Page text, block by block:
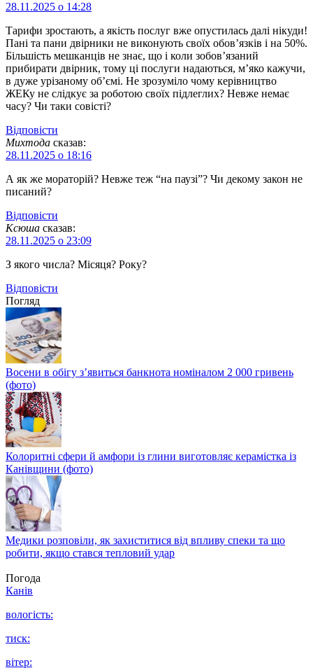
28.11.2025 о 14:28
Тарифи зростають, а якість послуг вже опустилась далі нікуди!
Пані та пани двірники не виконують своїх обов’язків і на 50%.
Більшість мешканців не знає, що і коли зобов’язаний
прибирати двірник, тому ці послуги надаються, м’яко кажучи,
в дуже урізаному об’ємі. Не зрозуміло чому керівництво
ЖЕКу не слідкує за роботою своїх підлеглих? Невже немає
часу? Чи таки совісті?
Відповіcти
Михтода сказав:
28.11.2025 о 18:16
А як же мораторій? Невже теж “на паузі”? Чи декому закон не
писаний?
Відповіcти
Ксюша сказав:
28.11.2025 о 23:09
З якого числа? Місяця? Року?
Відповіcти
Погляд
Восени в обігу з’явиться банкнота номіналом 2 000 гривень
(фото)
Колоритні сфери й амфори із глини виготовляє керамістка із
Канівщини (фото)
Медики розповіли, як захиститися від впливу спеки та що
робити, якщо стався тепловий удар
Погода
Канів
вологість:
тиск:
вітер: